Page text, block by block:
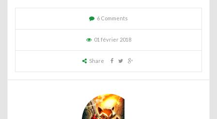
6 Comments
01 février 2018
Share